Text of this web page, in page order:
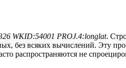
WKID:54001 PROJ.4:longlat.
без всяких вычислений. Эту
распространяются не